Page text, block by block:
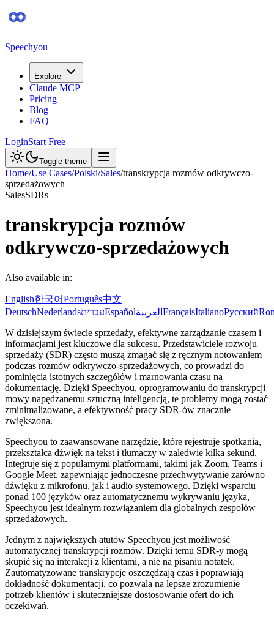
Speechyou
Explore
Claude MCP
Pricing
Blog
FAQ
LoginStart Free
Toggle theme
Home/Use Cases/Polski/Sales/transkrypcja rozmów odkrywczo-
sprzedażowych
SalesSDRs
transkrypcja rozmów
odkrywczo-sprzedażowych
Also available in:
English한국어Português中文
DeutschNederlandsעבריתEspañolالعربية FrançaisItalianoРусский
W dzisiejszym świecie sprzedaży, efektywne zarządzanie czasem i
informacjami jest kluczowe dla sukcesu. Przedstawiciele rozwoju
sprzedaży (SDR) często muszą zmagać się z ręcznym notowaniem
podczas rozmów odkrywczo-sprzedażowych, co prowadzi do
pominięcia istotnych szczegółów i marnowania czasu na
dokumentację. Dzięki Speechyou, oprogramowaniu do transkrypcji
mowy napędzanemu sztuczną inteligencją, te problemy mogą zostać
zminimalizowane, a efektywność pracy SDR-ów znacznie
zwiększona.
Speechyou to zaawansowane narzędzie, które rejestruje spotkania,
przekształca dźwięk na tekst i tłumaczy w zaledwie kilka sekund.
Integruje się z popularnymi platformami, takimi jak Zoom, Teams i
Google Meet, zapewniając jednoczesne przechwytywanie zarówno
dźwięku z mikrofonu, jak i audio systemowego. Dzięki wsparciu
ponad 100 języków oraz automatycznemu wykrywaniu języka,
Speechyou jest idealnym rozwiązaniem dla globalnych zespołów
sprzedażowych.
Jednym z największych atutów Speechyou jest możliwość
automatycznej transkrypcji rozmów. Dzięki temu SDR-y mogą
skupić się na interakcji z klientami, a nie na pisaniu notatek.
Zautomatyzowane transkrypcje oszczędzają czas i poprawiają
dokładność dokumentacji, co pozwala na lepsze zrozumienie
potrzeb klientów i skuteczniejsze dostosowanie ofert do ich
oczekiwań.